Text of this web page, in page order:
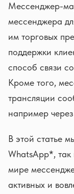
Мессенджер-
мессенджера
им торговых
поддержки
способ связи
Кроме того,
трансляции
например
В этой статье
WhatsApp*, так
мире
активных и